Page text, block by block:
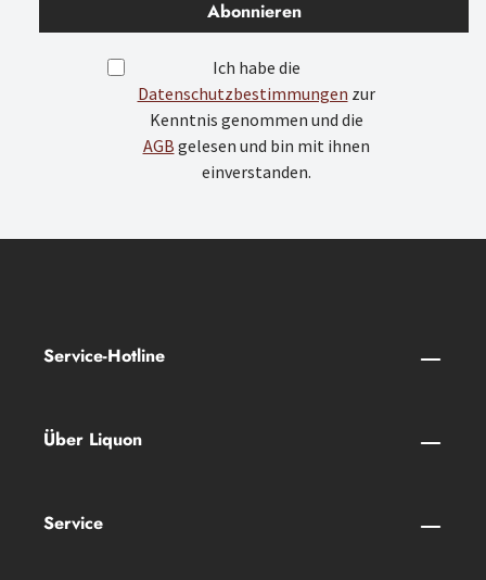
Abonnieren
Ich habe die
Datenschutzbestimmungen zur
Kenntnis genommen und die
AGB gelesen und bin mit ihnen
einverstanden.
Service-Hotline
Über Liquon
Service